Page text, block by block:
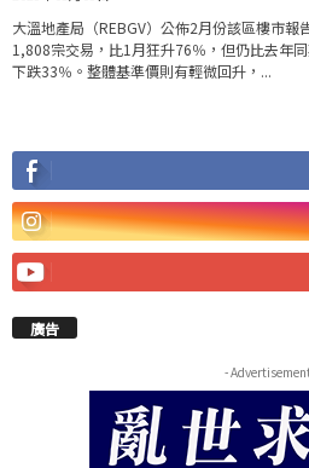
大溫地產局（REBGV）公佈2月份該區樓市
1,808宗交易，比1月狂升76％，但仍比去年
下跌33％。整體基準價則有輕微回升，...
廣告
-